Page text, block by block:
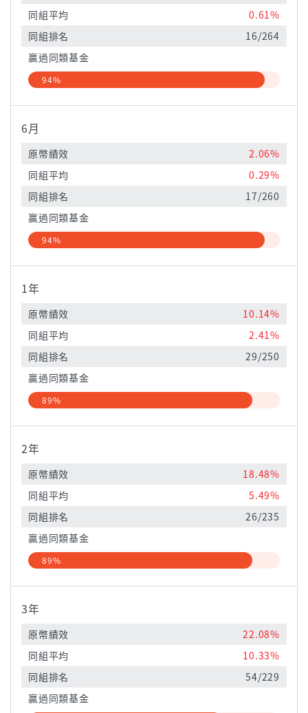
同組平均
0.61%
同組排名
16/264
贏過同類基金
94%
6月
原幣績效
2.06%
同組平均
0.29%
同組排名
17/260
贏過同類基金
94%
1年
原幣績效
10.14%
同組平均
2.41%
同組排名
29/250
贏過同類基金
89%
2年
原幣績效
18.48%
同組平均
5.49%
同組排名
26/235
贏過同類基金
89%
3年
原幣績效
22.08%
同組平均
10.33%
同組排名
54/229
贏過同類基金